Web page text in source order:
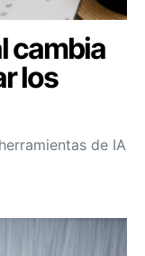
cambia
los
de IA